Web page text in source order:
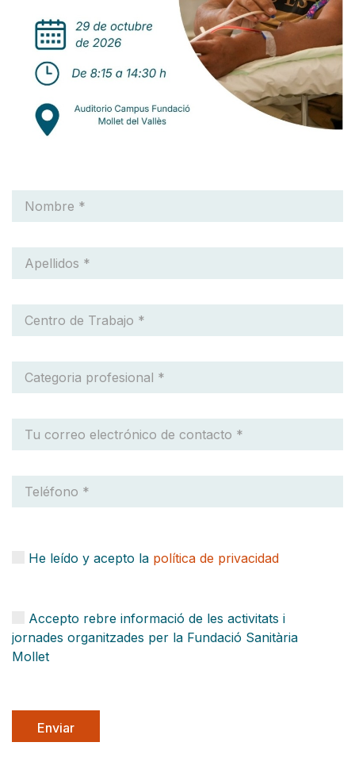
He leído y acepto la política de privacidad
Accepto rebre informació de les activitats i
jornades organitzades per la Fundació Sanitària
Mollet